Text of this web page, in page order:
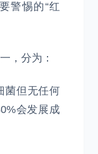
警惕的“红
，分为：
菌但无任何
会发展成